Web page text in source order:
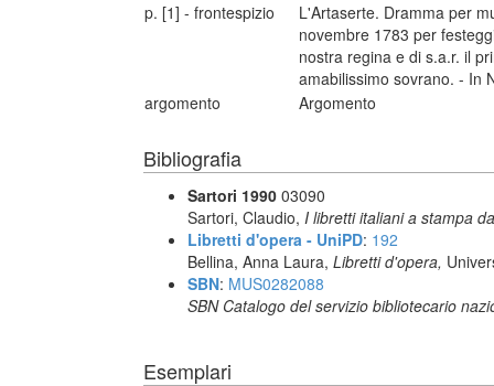
p. [1] - frontespizio
L'Artaserte. Dramma per
novembre 1783 per
nostra regina e di s.a.r. il
amabilissimo sovrano. - In
argomento
Argomento
Bibliografia
Sartori 1990 03090
Sartori, Claudio, I libretti italiani a stampa
Libretti d'opera - UniPD: 192
Bellina, Anna Laura, Libretti d'opera,
SBN: MUS0282088
SBN Catalogo del servizio bibliotecario
Esemplari